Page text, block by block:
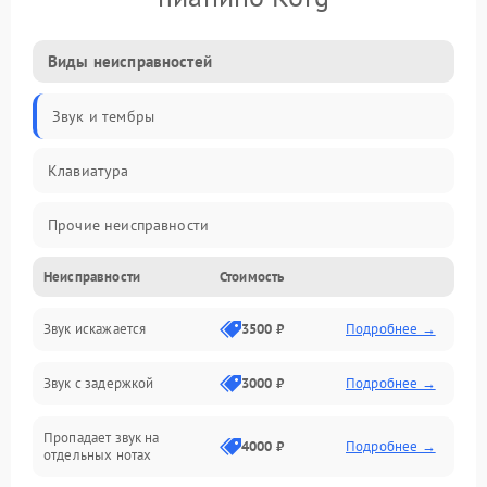
Виды неисправностей
Звук и тембры
Клавиатура
Прочие неисправности
Включение и работа
Управление и электроника
Подключения и интерфейсы
Педали и стойка
Неисправности Стоимость
Звук искажается 3500 ₽ Подробнее →
Звук с задержкой 3000 ₽ Подробнее →
Пропадает звук на
отдельных нотах
4000 ₽ Подробнее →